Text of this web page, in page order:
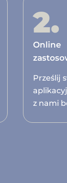
2.
Online
Prześlij
z nami